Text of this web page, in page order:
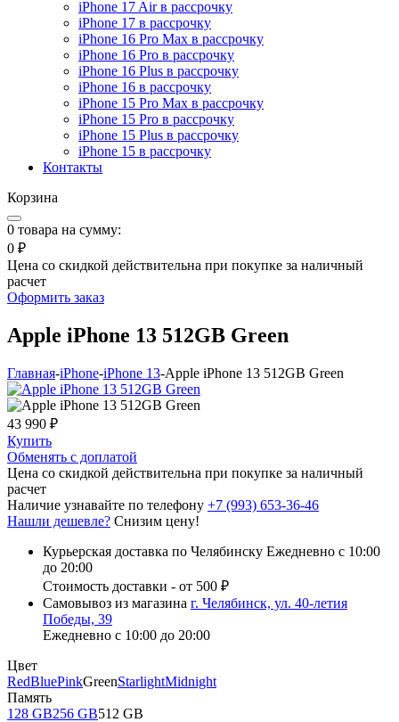
iPhone 17 Air в рассрочку
iPhone 17 в рассрочку
iPhone 16 Pro Max в рассрочку
iPhone 16 Pro в рассрочку
iPhone 16 Plus в рассрочку
iPhone 16 в рассрочку
iPhone 15 Pro Max в рассрочку
iPhone 15 Pro в рассрочку
iPhone 15 Plus в рассрочку
iPhone 15 в рассрочку
Контакты
Корзина
0 товара на сумму:
0 ₽
Цена со скидкой действительна при покупке за наличный
расчет
Оформить заказ
Apple iPhone 13 512GB Green
Главная-iPhone-iPhone 13-Apple iPhone 13 512GB Green
43 990 ₽
Купить
Обменять с доплатой
Цена со скидкой действительна при покупке за наличный
расчет
Наличие узнавайте по телефону +7 (993) 653-36-46
Нашли дешевле? Снизим цену!
Курьерская доставка по Челябинску Ежедневно с 10:00
до 20:00
Стоимость доставки - от 500 ₽
Самовывоз из магазина г. Челябинск, ул. 40-летия
Победы, 39
Ежедневно с 10:00 до 20:00
Цвет
RedBluePinkGreenStarlightMidnight
Память
128 GB256 GB512 GB